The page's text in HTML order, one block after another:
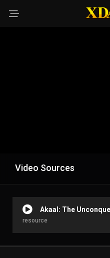
Video Sources
Akaal: The
resource